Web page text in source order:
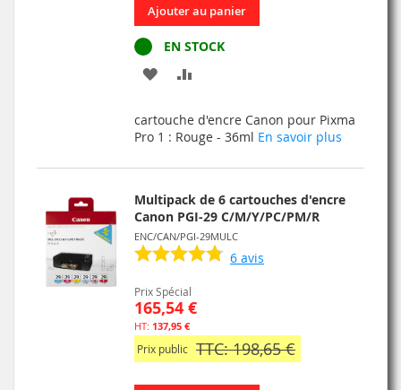
Ajouter au panier
EN STOCK
AJOUTER
MA
LISTE
D’ENVIE
COMPARATEUR
cartouche d'encre Canon pour Pixma
Pro 1 : Rouge - 36ml En savoir plus
Multipack de 6 cartouches d'encre
Canon PGI-29 C/M/Y/PC/PM/R
ENC/CAN/PGI-29MULC
6 avis
Prix Spécial
165,54 €
137,95 €
Prix public TTC: 198,65 €